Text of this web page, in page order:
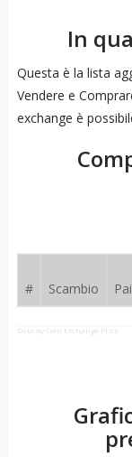
In
Questa è la lista
Vendere e
exchange è
# Scambio
Data by Coin Exchange Price